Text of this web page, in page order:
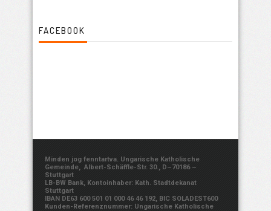
FACEBOOK
Minden jog fenntartva. Ungarische Katholische
Gemeinde, Albert-Schäffle-Str. 30., D–70186 –
Stuttgart
LB-BW Bank, Kontoinhaber: Kath. Stadtdekanat
Stuttgart
IBAN DE63 600 501 01 000 46 46 192, BIC SOLADEST600
Kunden-Referenznummer: Ungarische Katholische